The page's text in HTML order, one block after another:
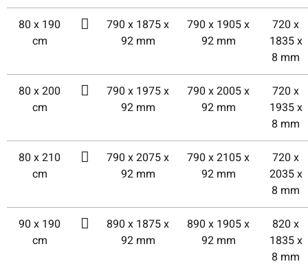
80 x 190
cm
790 x 1875 x
92 mm
790 x 1905 x
92 mm
720 x
1835 x
8 mm
80 x 200
cm
790 x 1975 x
92 mm
790 x 2005 x
92 mm
720 x
1935 x
8 mm
80 x 210
cm
790 x 2075 x
92 mm
790 x 2105 x
92 mm
720 x
2035 x
8 mm
90 x 190
cm
890 x 1875 x
92 mm
890 x 1905 x
92 mm
820 x
1835 x
8 mm